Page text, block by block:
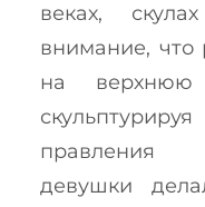
веках,
внимание, что
на верхнюю
правления
девушки